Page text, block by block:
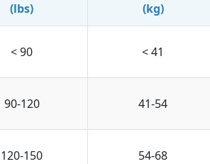
(lbs)
(kg)
< 90 < 41
90-120 41-54
120-150 54-68